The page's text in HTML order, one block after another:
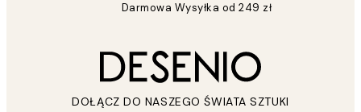
Darmowa Wysyłka od 249 zł
DOŁĄCZ DO NASZEGO ŚWIATA SZTUKI